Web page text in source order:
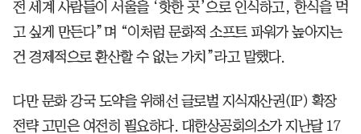
전 세계 사람들이 서울을 ‘핫한 곳’으로 인식하고, 한식을 먹
고 싶게 만든다”며 “이처럼 문화적 소프트 파워가 높아지는
건 경제적으로 환산할 수 없는 가치”라고 말했다.
다만 문화 강국 도약을 위해선 글로벌 지식재산권(IP) 확장
전략 고민은 여전히 필요하다. 대한상공회의소가 지난달 17